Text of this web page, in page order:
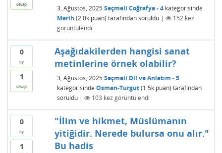
cevap 3, Ağustos, 2025 Seçmeli Coğrafya - 4kategorisinde
Merih (2.0kpuan) tarafından soruldu | 152kez
görüntülendi
0
oy
1
cevap
Aşağıdakilerden hangisi sanat
metinlerine örnek olabilir?
3, Ağustos, 2025 Seçmeli Dil ve Anlatım - 5
kategorisinde Osman-Turgut (1.5kpuan) tarafından
soruldu | 103 kez görüntülendi
0
oy
1
"İlim ve hikmet, Müslümanın
yitiğidir. Nerede bulursa onu alır."
Bu hadis